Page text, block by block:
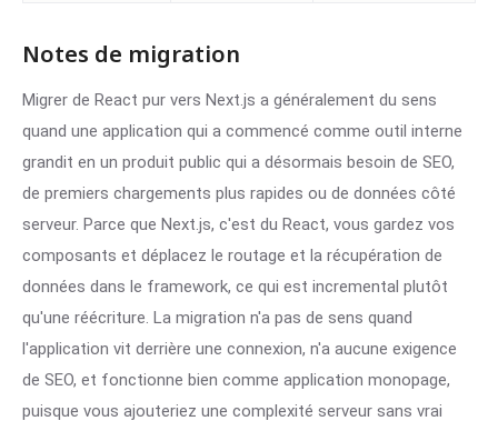
Notes de migration
Migrer de React pur vers Next.js a généralement du sens
quand une application qui a commencé comme outil interne
grandit en un produit public qui a désormais besoin de SEO,
de premiers chargements plus rapides ou de données côté
serveur. Parce que Next.js, c'est du React, vous gardez vos
composants et déplacez le routage et la récupération de
données dans le framework, ce qui est incremental plutôt
qu'une réécriture. La migration n'a pas de sens quand
l'application vit derrière une connexion, n'a aucune exigence
de SEO, et fonctionne bien comme application monopage,
puisque vous ajouteriez une complexité serveur sans vrai